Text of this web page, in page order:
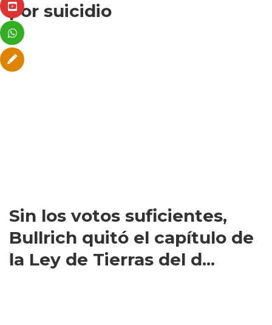
por suicidio
Sin los votos suficientes,
Bullrich quitó el capítulo de
la Ley de Tierras del d...